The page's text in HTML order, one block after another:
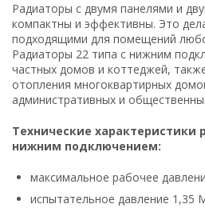
Радиаторы с двумя панелями и
компактны и эффективны. Это
подходящими для помещений
Радиаторы 22 типа с нижним
частных домов и коттеджей,
отопления многоквартирных
административных и
Технические характеристики
нижним подключением:
максимальное рабочее
испытательное давление 1,35